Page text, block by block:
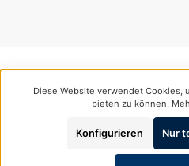
Diese Website verwendet Cookies,
bieten zu können.
Nur
Konfigurieren